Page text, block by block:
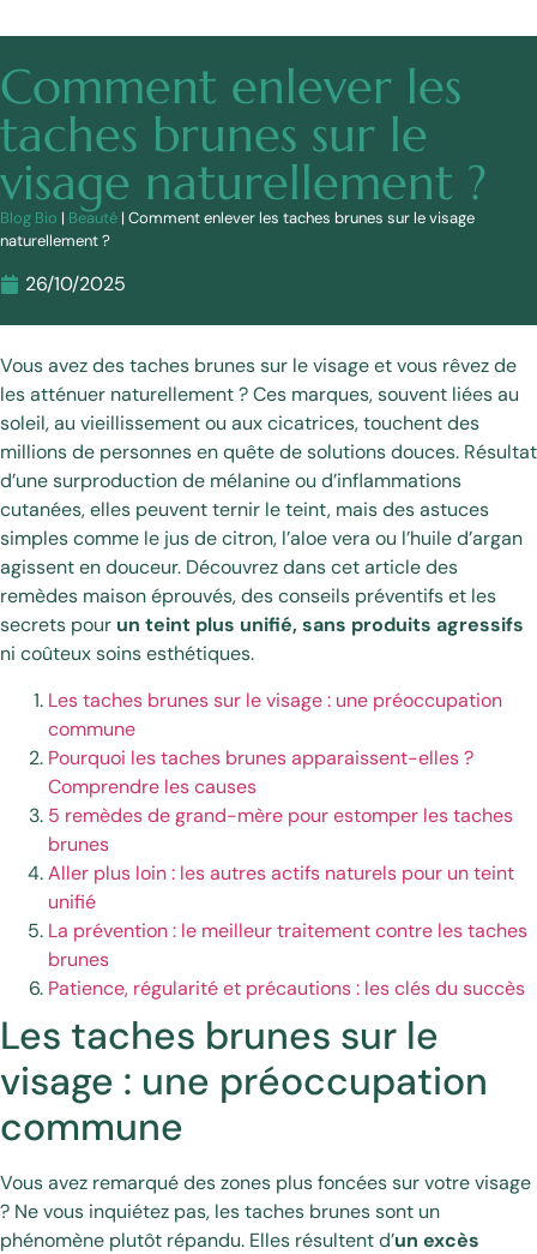
Comment enlever les
taches brunes sur le
visage naturellement ?
Blog Bio | Beauté | Comment enlever les taches brunes sur le visage
naturellement ?
26/10/2025
Vous avez des taches brunes sur le visage et vous rêvez de
les atténuer naturellement ? Ces marques, souvent liées au
soleil, au vieillissement ou aux cicatrices, touchent des
millions de personnes en quête de solutions douces. Résultat
d’une surproduction de mélanine ou d’inflammations
cutanées, elles peuvent ternir le teint, mais des astuces
simples comme le jus de citron, l’aloe vera ou l’huile d’argan
agissent en douceur. Découvrez dans cet article des
remèdes maison éprouvés, des conseils préventifs et les
secrets pour un teint plus unifié, sans produits agressifs
ni coûteux soins esthétiques.
Les taches brunes sur le visage : une préoccupation
commune
Pourquoi les taches brunes apparaissent-elles ?
Comprendre les causes
5 remèdes de grand-mère pour estomper les taches
brunes
Aller plus loin : les autres actifs naturels pour un teint
unifié
La prévention : le meilleur traitement contre les taches
brunes
Patience, régularité et précautions : les clés du succès
Les taches brunes sur le
visage : une préoccupation
commune
Vous avez remarqué des zones plus foncées sur votre visage
? Ne vous inquiétez pas, les taches brunes sont un
phénomène plutôt répandu. Elles résultent d’un excès